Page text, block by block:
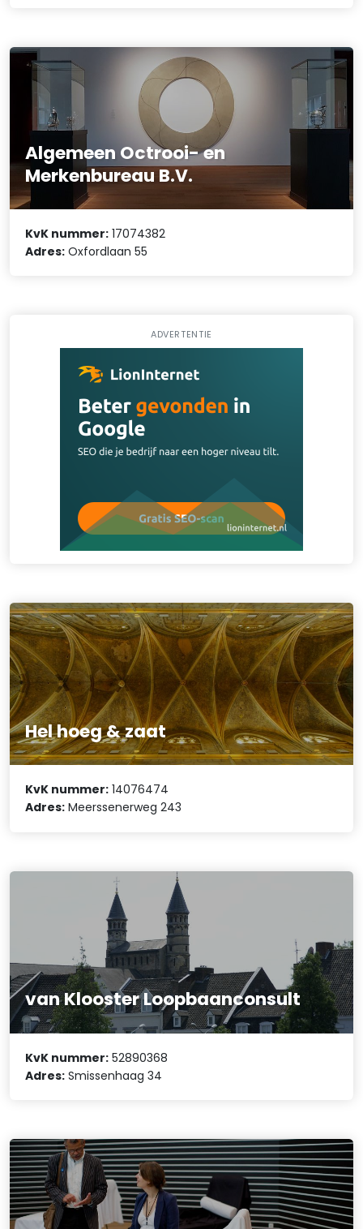
Algemeen Octrooi- en
Merkenbureau B.V.
KvK nummer: 17074382
Adres: Oxfordlaan 55
ADVERTENTIE
Hel hoeg & zaat
KvK nummer: 14076474
Adres: Meerssenerweg 243
van Klooster Loopbaanconsult
KvK nummer: 52890368
Adres: Smissenhaag 34